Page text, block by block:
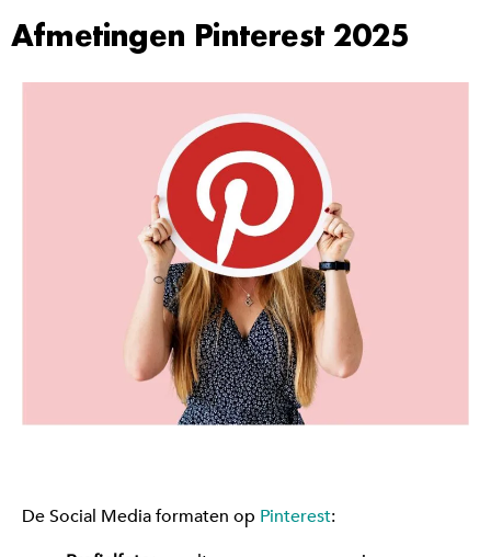
Afmetingen Pinterest 2025
De Social Media formaten op Pinterest: